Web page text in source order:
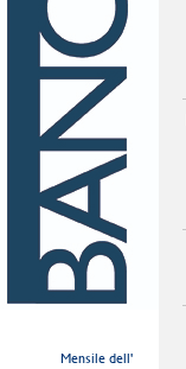
Mensile dell'